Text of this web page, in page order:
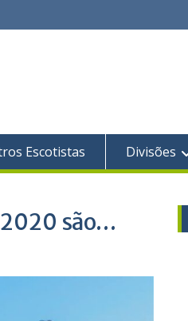
Escotistas Divisões
2020 são…